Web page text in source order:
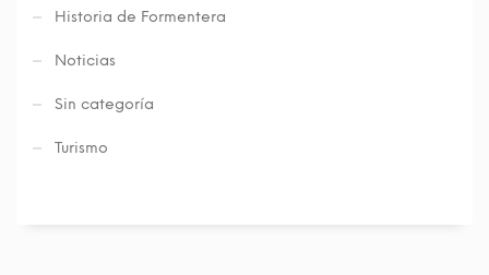
Historia de Formentera
Noticias
Sin categoría
Turismo